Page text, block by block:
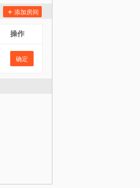
 添加房间
操作